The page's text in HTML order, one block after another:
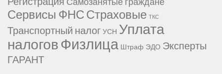
Сервисы ФНССтраховые ТКС
Транспортный налогУСН Уплата
налоговФизлица Штраф ЭДО Эксперты
ГАРАНТ